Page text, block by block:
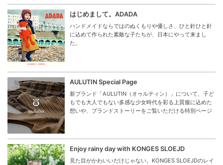
はじめまして。ADADA
ハンドメイドならではのぬくもりや優しさ、ひと針ひと針
に込めて作られた素敵な子たちが、日本にやって来まし
た。
AULUTIN Special Page
新ブランド「AULUTIN（オゥルティン）」について、子ど
もでも大人でもない多感な少女時代を彩る上質服に込めた
想いや、ブランドストーリーをご覧いただける特別ページ
Enjoy rainy day with KONGES SLOEJD
見た目がかわいいだけじゃない。KONGES SLOEJDのレイ